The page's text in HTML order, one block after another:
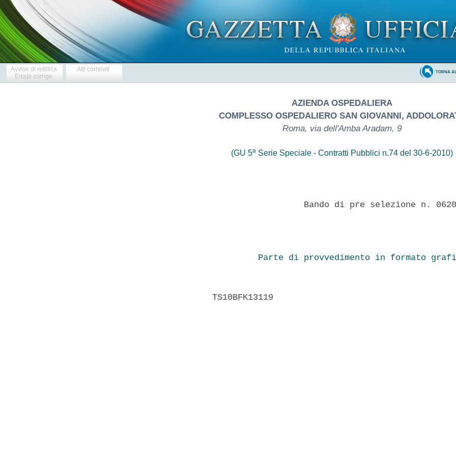
Avviso di rettifica
Errata corrige
Atti correlati TORNA
AZIENDA OSPEDALIERA
COMPLESSO OSPEDALIERO SAN GIOVANNI,
Roma, via dell'Amba Aradam, 9
(GU 5a Serie Speciale - Contratti Pubblici n.74 del 30-6-2010)
Bando di pre selezione n.
Parte di provvedimento in formato